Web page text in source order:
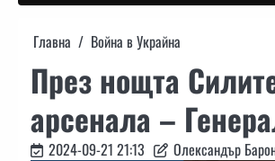
Главна Война в Украйна
През нощта
арсенала –
2024-09-21 21:13 Олександър